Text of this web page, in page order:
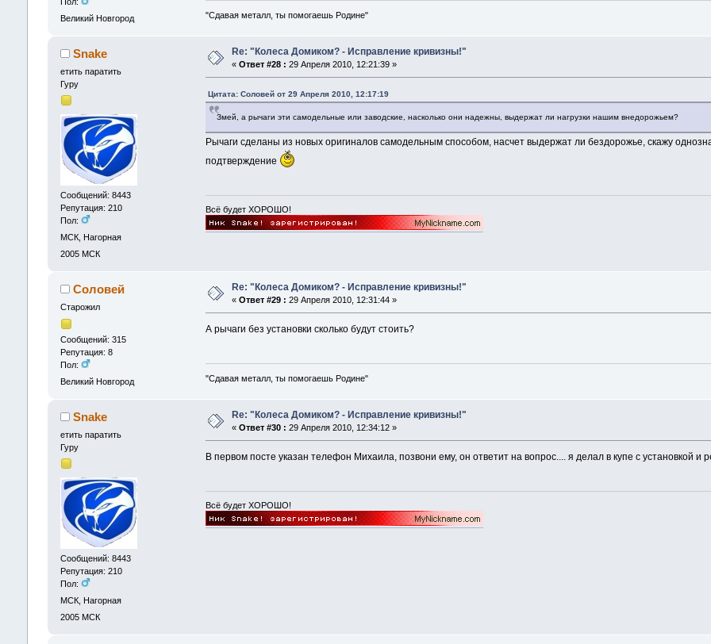
Великий Новгород
"Сдавая металл, ты помогаешь Родине"
Snake
етить паратить
Гуру
Сообщений: 8443
Репутация: 210
Пол:
МСК, Нагорная
2005 МСК
Re: "Колеса Домиком? - Исправление кривизны!"
« Ответ #28 : 29 Апреля 2010, 12:21:39 »
Цитата: Соловей от 29 Апреля 2010, 12:17:19
Змей, а рычаги эти самодельные или заводские, насколько они надежны, выдержат ли нагрузки нашим внедорожьем?
Рычаги сделаны из новых оригиналов самодельным способом, насчет выдержат ли бездорожье, скажу
подтверждение
Всё будет ХОРОШО!
Соловей
Старожил
Сообщений: 315
Репутация: 8
Пол:
Великий Новгород
Re: "Колеса Домиком? - Исправление кривизны!"
« Ответ #29 : 29 Апреля 2010, 12:31:44 »
А рычаги без установки сколько будут стоить?
"Сдавая металл, ты помогаешь Родине"
Snake
етить паратить
Гуру
Сообщений: 8443
Репутация: 210
Пол:
МСК, Нагорная
2005 МСК
Re: "Колеса Домиком? - Исправление кривизны!"
« Ответ #30 : 29 Апреля 2010, 12:34:12 »
В первом посте указан телефон Михаила, позвони ему, он ответит на вопрос.... я делал в купе с установкой и
Всё будет ХОРОШО!